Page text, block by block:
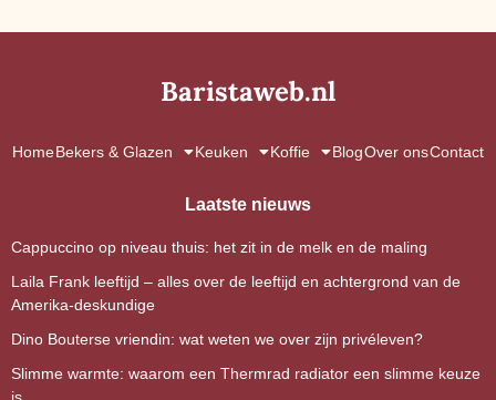
Baristaweb.nl
HomeBekers & Glazen Keuken Koffie BlogOver onsContact
Laatste nieuws
Cappuccino op niveau thuis: het zit in de melk en de maling
Laila Frank leeftijd – alles over de leeftijd en achtergrond van de
Amerika-deskundige
Dino Bouterse vriendin: wat weten we over zijn privéleven?
Slimme warmte: waarom een Thermrad radiator een slimme keuze